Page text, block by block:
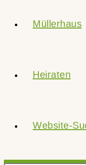
Müllerhaus
Heiraten
Website-